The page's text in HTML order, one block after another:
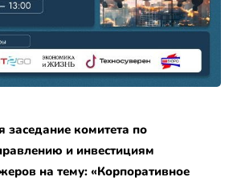
заседание комитета по
и инвестициям
на тему: «Корпоративное